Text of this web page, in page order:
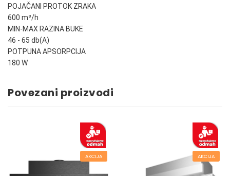
POJAČANI PROTOK ZRAKA
600 m³/h
MIN-MAX RAZINA BUKE
46 - 65 db(A)
POTPUNA APSORPCIJA
180 W
Povezani proizvodi
AKCIJA AKCIJA